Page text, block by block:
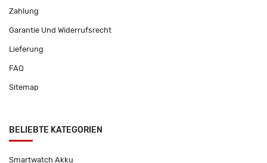
Zahlung
Garantie Und Widerrufsrecht
Lieferung
FAQ
Sitemap
BELIEBTE KATEGORIEN
Smartwatch Akku